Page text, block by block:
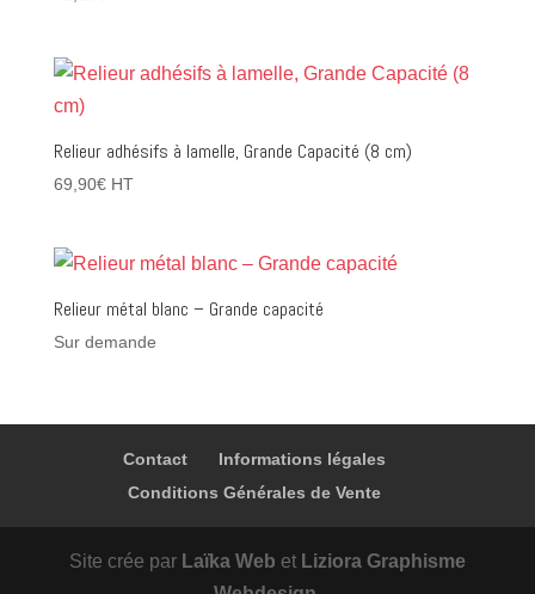
Relieur adhésifs à lamelle, Grande Capacité (8 cm)
69,90€ HT
Relieur métal blanc – Grande capacité
Sur demande
Contact
Informations légales
Conditions Générales de Vente
Site crée par Laïka Web et Liziora Graphisme